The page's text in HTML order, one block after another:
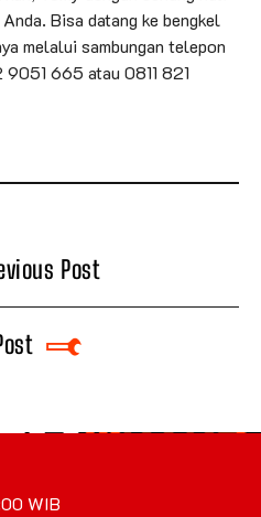
Bisa datang ke bengkel
melalui sambungan telepon
665 atau 0811 821
Post
WIB